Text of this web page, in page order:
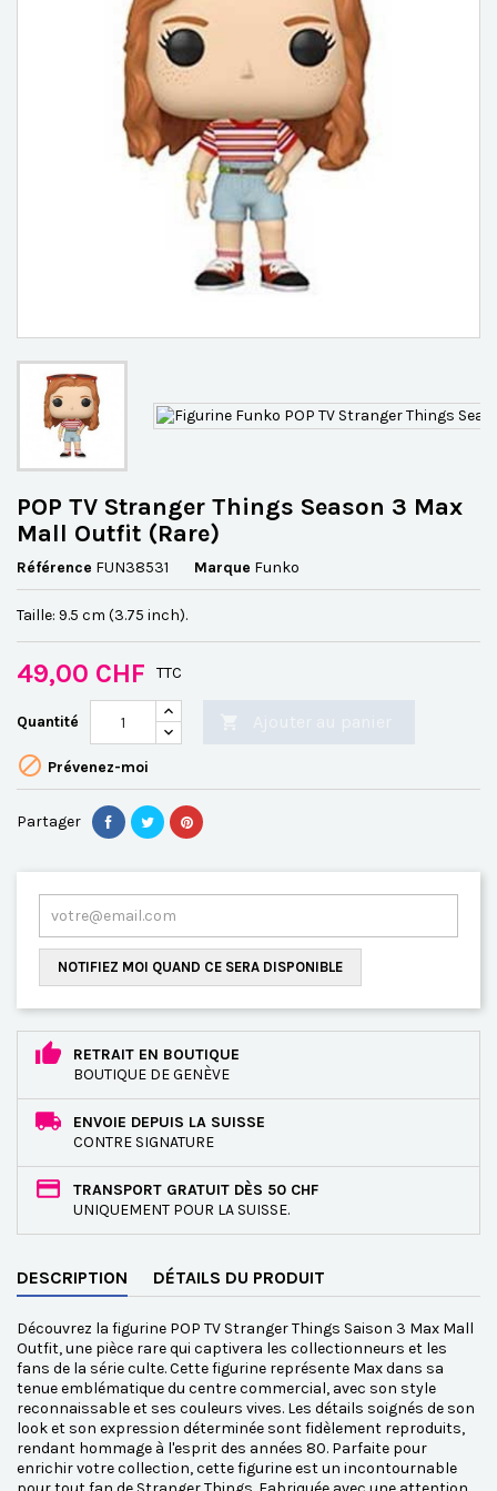
POP TV Stranger Things Season 3 Max
Mall Outfit (Rare)
Référence FUN38531 Marque Funko
Taille: 9.5 cm (3.75 inch).
49,00 CHF TTC
Quantité
 Prévenez-moi
Partager
NOTIFIEZ MOI QUAND CE SERA DISPONIBLE
RETRAIT EN BOUTIQUE
BOUTIQUE DE GENÈVE
ENVOIE DEPUIS LA SUISSE
CONTRE SIGNATURE
TRANSPORT GRATUIT DÈS 50 CHF
UNIQUEMENT POUR LA SUISSE.
DESCRIPTION DÉTAILS DU PRODUIT
Découvrez la figurine POP TV Stranger Things Saison 3 Max Mall
Outfit, une pièce rare qui captivera les collectionneurs et les
fans de la série culte. Cette figurine représente Max dans sa
tenue emblématique du centre commercial, avec son style
reconnaissable et ses couleurs vives. Les détails soignés de son
look et son expression déterminée sont fidèlement reproduits,
rendant hommage à l'esprit des années 80. Parfaite pour
enrichir votre collection, cette figurine est un incontournable